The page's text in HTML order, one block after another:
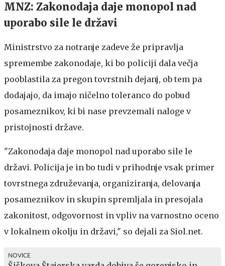
MNZ: Zakonodaja daje monopol nad
uporabo sile le državi
Ministrstvo za notranje zadeve že pripravlja
spremembe zakonodaje, ki bo policiji dala večja
pooblastila za pregon tovrstnih dejanj, ob tem pa
dodajajo, da imajo ničelno toleranco do pobud
posameznikov, ki bi nase prevzemali naloge v
pristojnosti države.
"Zakonodaja daje monopol nad uporabo sile le
državi. Policija je in bo tudi v prihodnje vsak primer
tovrstnega združevanja, organiziranja, delovanja
posameznikov in skupin spremljala in presojala
zakonitost, odgovornost in vpliv na varnostno oceno
v lokalnem okolju in državi," so dejali za Siol.net.
NOVICE